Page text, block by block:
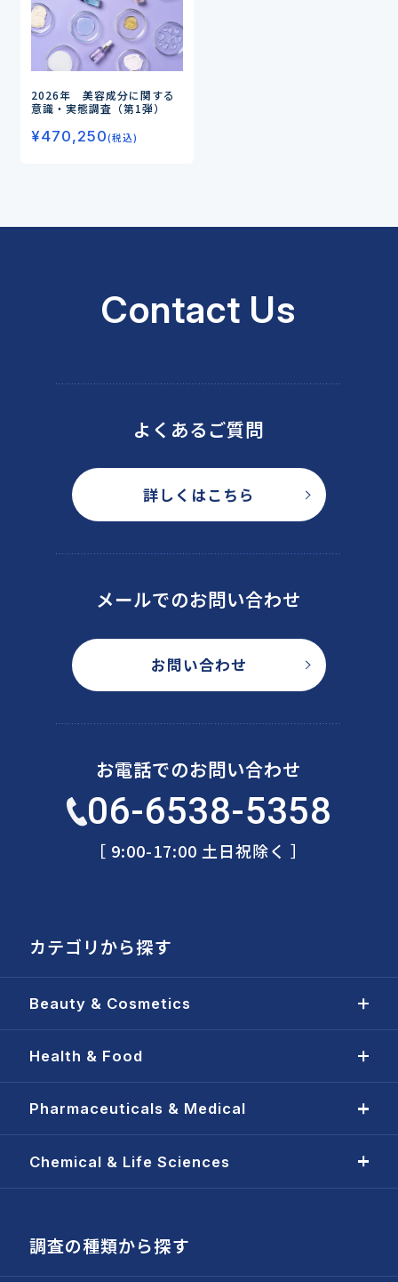
2026年 美容成分に関する
意識・実態調査（第1弾）
¥470,250(税込)
Contact Us
よくあるご質問
詳しくはこちら
メールでのお問い合わせ
お問い合わせ
お電話でのお問い合わせ
06-6538-5358
［ 9:00-17:00 土日祝除く ］
カテゴリから探す
Beauty & Cosmetics
Health & Food
Pharmaceuticals & Medical
Chemical & Life Sciences
調査の種類から探す